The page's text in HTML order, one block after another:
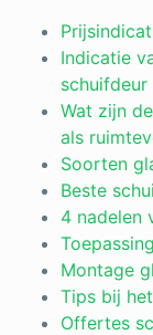
Indicatie
Wat zijn
als
Soorten
Beste
4 nadelen
Montage
Tips bij
Offertes